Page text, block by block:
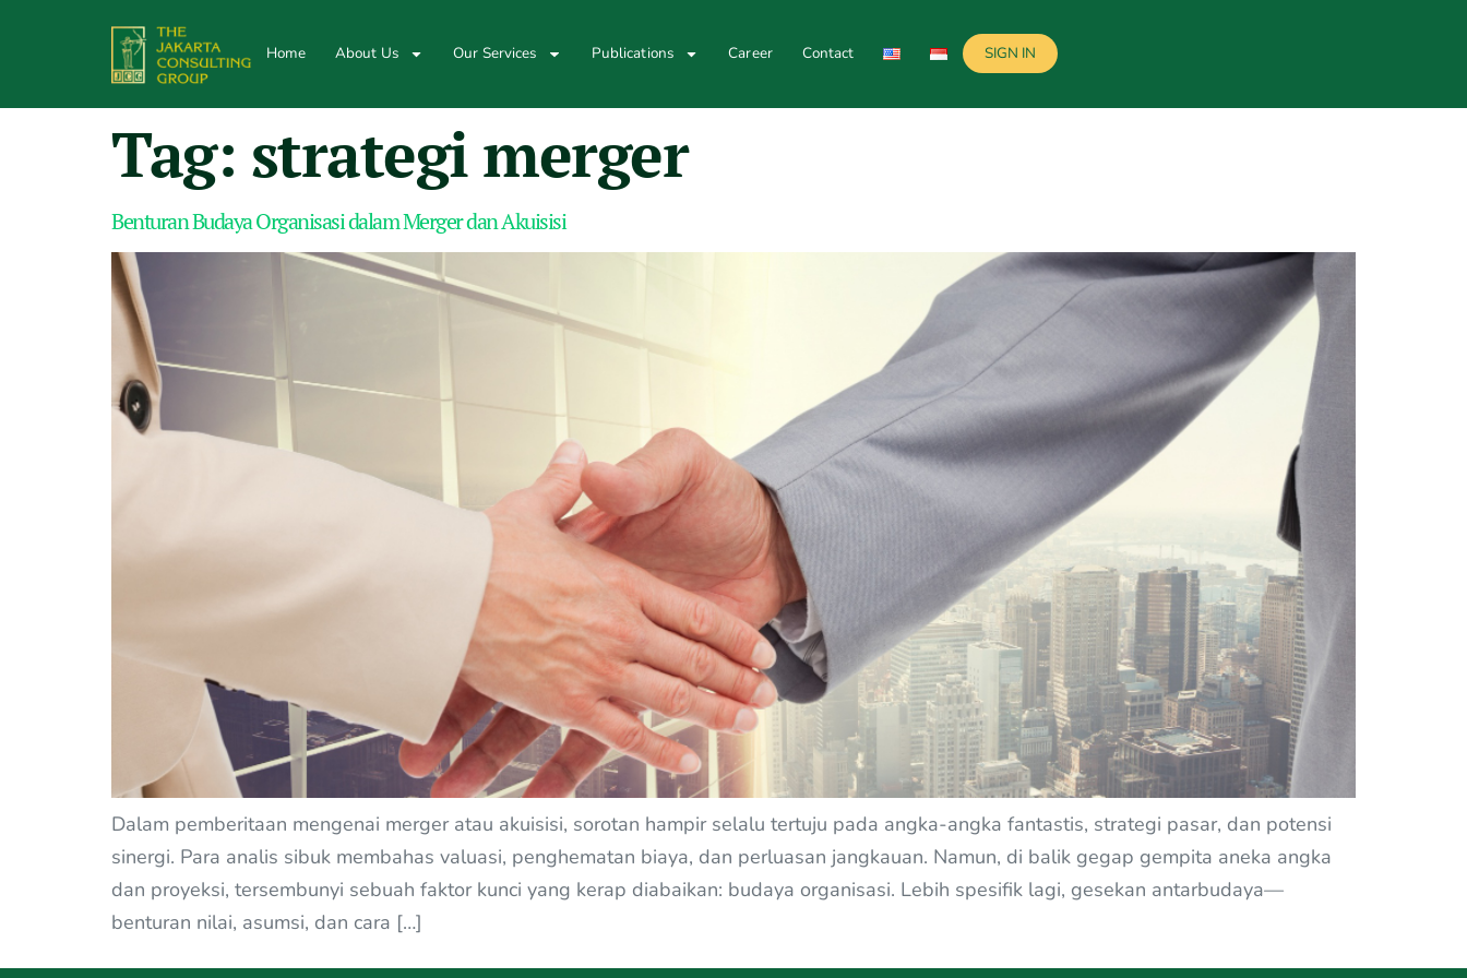
Home About Us Our Services Publications Career Contact SIGN IN
Tag: strategi merger
Benturan Budaya Organisasi dalam Merger dan Akuisisi
Dalam pemberitaan mengenai merger atau akuisisi, sorotan hampir selalu tertuju pada angka-angka fantastis, strategi pasar, dan potensi
sinergi. Para analis sibuk membahas valuasi, penghematan biaya, dan perluasan jangkauan. Namun, di balik gegap gempita aneka angka
dan proyeksi, tersembunyi sebuah faktor kunci yang kerap diabaikan: budaya organisasi. Lebih spesifik lagi, gesekan antarbudaya—
benturan nilai, asumsi, dan cara […]